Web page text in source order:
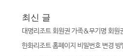
최신 글
대명리조트 회원권 가족&무기명 회원
한화리조트 홈페이지 비밀번호 변경 방